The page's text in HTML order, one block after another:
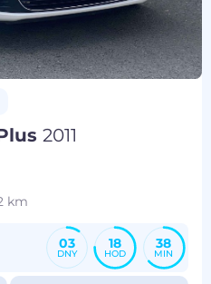
2011
km
03
DNY
18
HOD
38
MIN